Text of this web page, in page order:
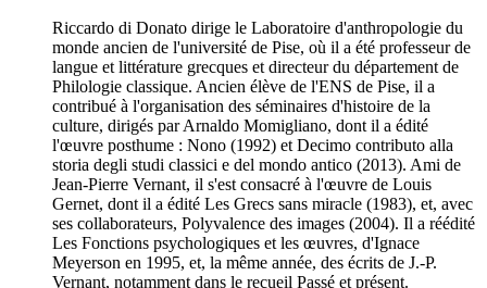
Riccardo di Donato dirige le Laboratoire d'anthropologie du
monde ancien de l'université de Pise, où il a été professeur de
langue et littérature grecques et directeur du département de
Philologie classique. Ancien élève de l'ENS de Pise, il a
contribué à l'organisation des séminaires d'histoire de la
culture, dirigés par Arnaldo Momigliano, dont il a édité
l'œuvre posthume : Nono (1992) et Decimo contributo alla
storia degli studi classici e del mondo antico (2013). Ami de
Jean-Pierre Vernant, il s'est consacré à l'œuvre de Louis
Gernet, dont il a édité Les Grecs sans miracle (1983), et, avec
ses collaborateurs, Polyvalence des images (2004). Il a réédité
Les Fonctions psychologiques et les œuvres, d'Ignace
Meyerson en 1995, et, la même année, des écrits de J.-P.
Vernant, notamment dans le recueil Passé et présent.